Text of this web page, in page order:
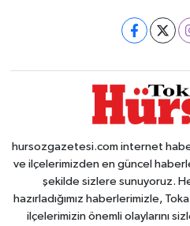
hursozgazetesi.com internet
ve ilçelerimizden en güncel
şekilde sizlere sunuyoruz.
hazırladığımız haberlerimizle,
ilçelerimizin önemli olaylarını